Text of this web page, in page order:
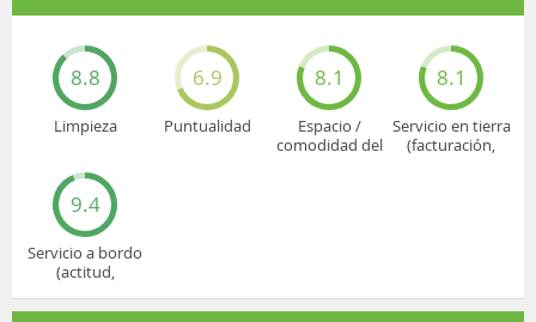
8.8
Limpieza
6.9
Puntualidad
8.1
Espacio /
comodidad del
8.1
Servicio en tierra
(facturación,
9.4
Servicio a bordo
(actitud,